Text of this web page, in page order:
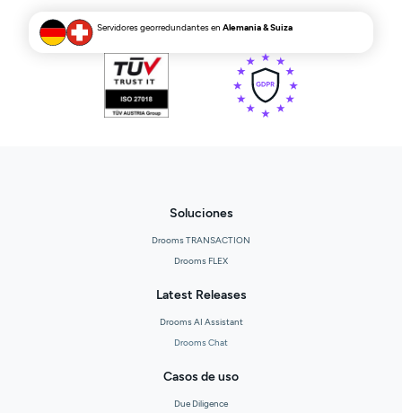
Servidores georredundantes en Alemania &Suiza
Soluciones
Drooms TRANSACTION
Drooms FLEX
Latest Releases
Drooms AI Assistant
Drooms Chat
Casos de uso
Due Diligence